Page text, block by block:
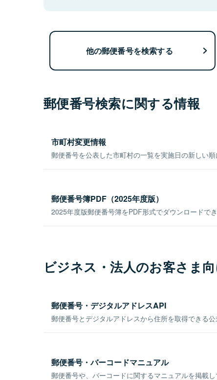
他の郵便番号を検索する
郵便番号検索に関する情報
市町村変更情報
郵便番号を公表した市町村の一覧を実施日の新しい順
郵便番号簿PDF（2025年度版）
2025年度版郵便番号簿をPDF形式でダウンロードでき
ビジネス・法人のお客さま
郵便番号・デジタルアドレスAPI
郵便番号とデジタルアドレスから住所を取得できる公
郵便番号・バーコードマニュアル
郵便番号や、バーコードに関するマニュアルを掲載し